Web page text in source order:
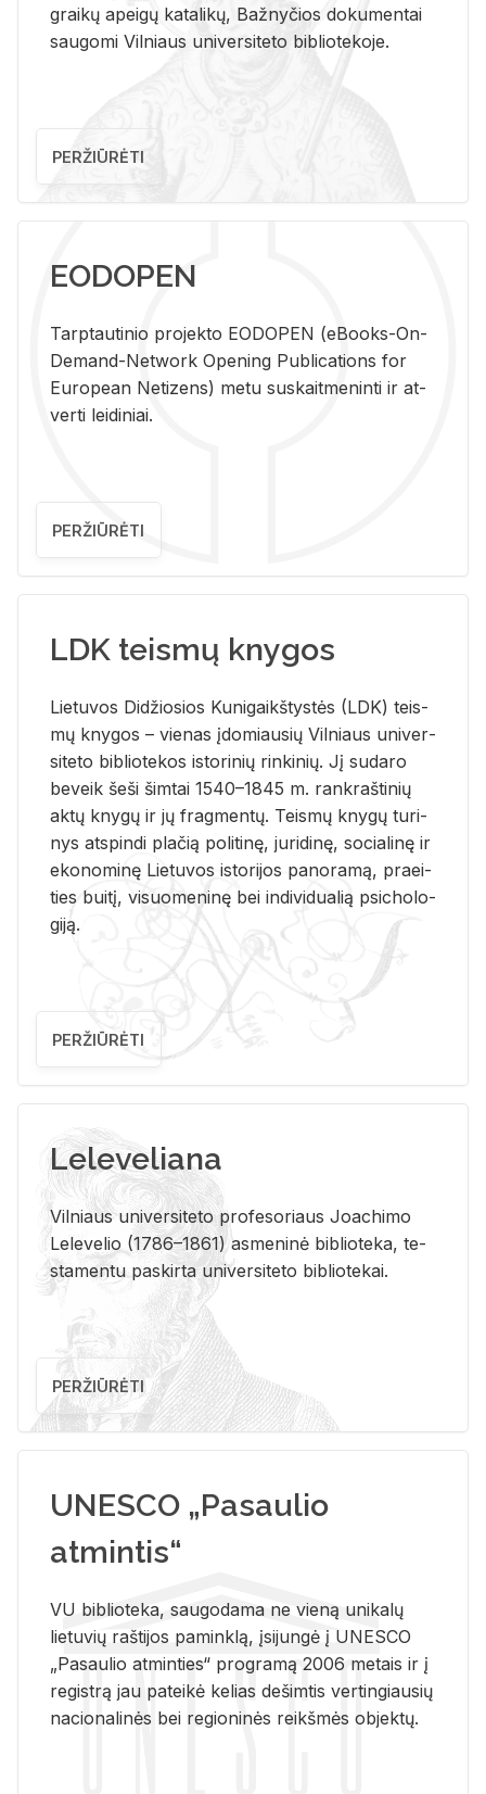
graikų apeigų katalikų, Bažnyčios dokumentai
saugomi Vilniaus universiteto bibliotekoje.
PERŽIŪRĖTI
EODOPEN
Tarp­tau­ti­nio pro­jek­to EO­DO­PEN (eBo­oks-On-
De­mand-Ne­twork Ope­ning Pub­li­ca­tions for
Eu­ro­pe­an Ne­ti­zens) metu su­skait­me­nin­ti ir at­
ver­ti lei­di­niai.
PERŽIŪRĖTI
LDK teismų knygos
Lie­tu­vos Di­džio­sios Ku­ni­gaikš­tys­tės (LDK) teis­
mų kny­gos – vie­nas įdo­miau­sių Vil­niaus uni­ver­
si­te­to bi­b­lio­te­kos is­to­ri­nių rin­ki­nių. Jį su­da­ro
be­veik šeši šim­tai 1540–1845 m. rank­raš­ti­nių
aktų kny­gų ir jų frag­men­tų. Teis­mų kny­gų tu­ri­
nys at­spin­di pla­čią po­li­ti­nę, ju­ri­di­nę, so­cia­li­nę ir
eko­no­mi­nę Lie­tu­vos is­to­ri­jos pa­no­ra­mą, pra­ei­
ties bui­tį, vi­suo­me­ni­nę bei in­di­vi­dua­lią psi­cho­lo­
gi­ją.
PERŽIŪRĖTI
Leleveliana
Vil­niaus uni­ver­si­te­to pro­fe­so­riaus Jo­a­chi­mo
Le­le­ve­lio (1786–1861) as­me­ni­nė bi­b­lio­te­ka, te­
sta­men­tu pa­skir­ta uni­ver­si­te­to bi­b­lio­te­kai.
PERŽIŪRĖTI
UNESCO „Pasaulio
atmintis“
VU biblioteka, saugodama ne vieną unikalų
lietuvių raštijos paminklą, įsijungė į UNESCO
„Pasaulio atminties“ programą 2006 metais ir į
registrą jau pateikė kelias dešimtis vertingiausių
nacionalinės bei regioninės reikšmės objektų.